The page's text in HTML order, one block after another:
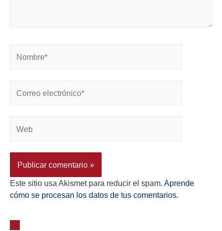
Este sitio usa Akismet para reducir el spam. Aprende
cómo se procesan los datos de tus comentarios.